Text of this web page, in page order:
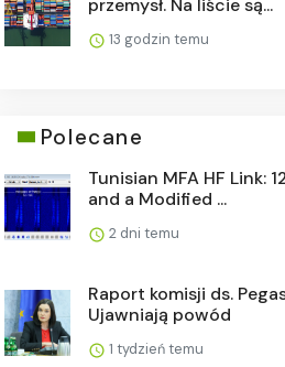
przemysł. Na liście są...
13 godzin temu
Polecane
Tunisian MFA HF Link:
and a Modified ...
2 dni temu
Raport komisji ds.
Ujawniają powód
1 tydzień temu